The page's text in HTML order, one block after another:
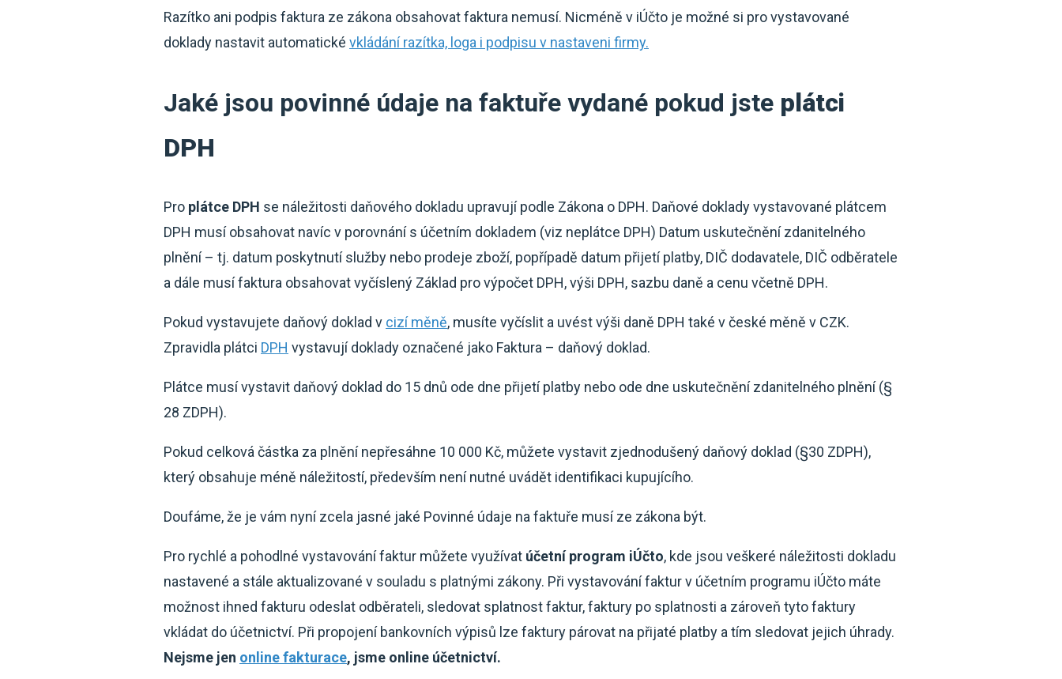
Razítko ani podpis faktura ze zákona obsahovat faktura nemusí. Nicméně v iÚčto je možné si pro vystavované
doklady nastavit automatické vkládání razítka, loga i podpisu v nastaveni firmy.
Jaké jsou povinné údaje na faktuře vydané pokud jste plátci
DPH
Pro plátce DPH se náležitosti daňového dokladu upravují podle Zákona o DPH. Daňové doklady vystavované plátcem
DPH musí obsahovat navíc v porovnání s účetním dokladem (viz neplátce DPH) Datum uskutečnění zdanitelného
plnění – tj. datum poskytnutí služby nebo prodeje zboží, popřípadě datum přijetí platby, DIČ dodavatele, DIČ odběratele
a dále musí faktura obsahovat vyčíslený Základ pro výpočet DPH, výši DPH, sazbu daně a cenu včetně DPH.
Pokud vystavujete daňový doklad v cizí měně, musíte vyčíslit a uvést výši daně DPH také v české měně v CZK.
Zpravidla plátci DPH vystavují doklady označené jako Faktura – daňový doklad.
Plátce musí vystavit daňový doklad do 15 dnů ode dne přijetí platby nebo ode dne uskutečnění zdanitelného plnění (§
28 ZDPH).
Pokud celková částka za plnění nepřesáhne 10 000 Kč, můžete vystavit zjednodušený daňový doklad (§30 ZDPH),
který obsahuje méně náležitostí, především není nutné uvádět identifikaci kupujícího.
Doufáme, že je vám nyní zcela jasné jaké Povinné údaje na faktuře musí ze zákona být.
Pro rychlé a pohodlné vystavování faktur můžete využívat účetní program iÚčto, kde jsou veškeré náležitosti dokladu
nastavené a stále aktualizované v souladu s platnými zákony. Při vystavování faktur v účetním programu iÚčto máte
možnost ihned fakturu odeslat odběrateli, sledovat splatnost faktur, faktury po splatnosti a zároveň tyto faktury
vkládat do účetnictví. Při propojení bankovních výpisů lze faktury párovat na přijaté platby a tím sledovat jejich úhrady.
Nejsme jen online fakturace, jsme online účetnictví.